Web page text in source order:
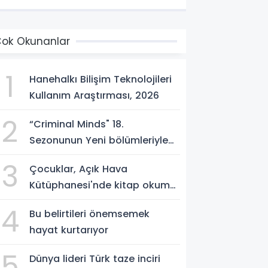
Okunanlar
1
Hanehalkı Bilişim Teknolojileri
Kullanım Araştırması, 2026
2
“Criminal Minds" 18.
Sezonunun Yeni bölümleriyle
Perşembe Günleri 21.30'da FX
Ekranlarında İzleyicilerle
3
Çocuklar, Açık Hava
Kütüphanesi'nde kitap okuma
4
Bu belirtileri önemsemek
hayat kurtarıyor
Dünya lideri Türk taze inciri